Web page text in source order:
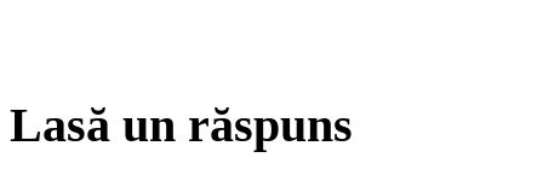
Lasă un răspuns